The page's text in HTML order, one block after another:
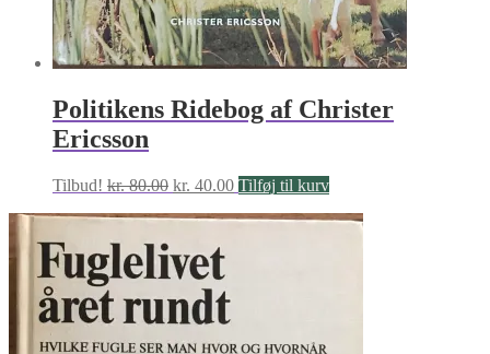
Politikens Ridebog af Christer
Ericsson
Tilbud! kr.80.00 Den
pris
kr. 80.00.
kr. 40.00Den
pris
Tilføj til kurv